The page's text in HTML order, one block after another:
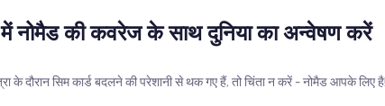
नोमैड की कवरेज के साथ दुनिया का अन्वेषण करें
के दौरान सिम कार्ड बदलने की परेशानी से थक गए हैं, तो चिंता न करें - नोमैड आपके लिए है!